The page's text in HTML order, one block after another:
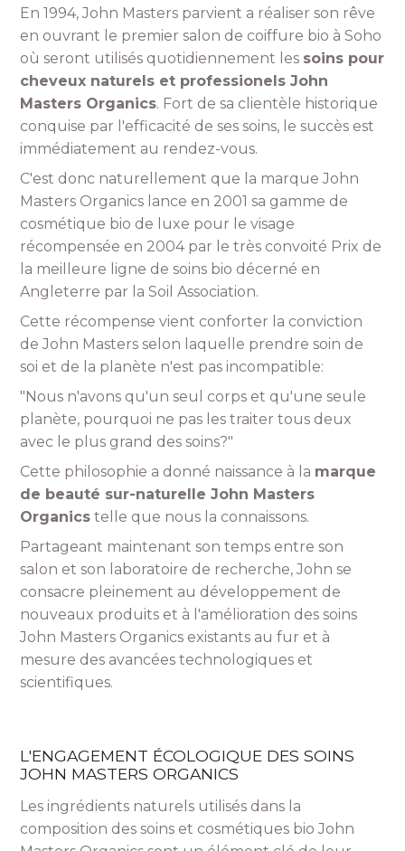
En 1994, John Masters parvient a réaliser son rêve
en ouvrant le premier salon de coiffure bio à Soho
où seront utilisés quotidiennement les soins pour
cheveux naturels et professionels John
Masters Organics. Fort de sa clientèle historique
conquise par l'efficacité de ses soins, le succès est
immédiatement au rendez-vous.
C'est donc naturellement que la marque John
Masters Organics lance en 2001 sa gamme de
cosmétique bio de luxe pour le visage
récompensée en 2004 par le très convoité Prix de
la meilleure ligne de soins bio décerné en
Angleterre par la Soil Association.
Cette récompense vient conforter la conviction
de John Masters selon laquelle prendre soin de
soi et de la planète n'est pas incompatible:
"Nous n'avons qu'un seul corps et qu'une seule
planète, pourquoi ne pas les traiter tous deux
avec le plus grand des soins?"
Cette philosophie a donné naissance à la marque
de beauté sur-naturelle John Masters
Organics telle que nous la connaissons.
Partageant maintenant son temps entre son
salon et son laboratoire de recherche, John se
consacre pleinement au développement de
nouveaux produits et à l'amélioration des soins
John Masters Organics existants au fur et à
mesure des avancées technologiques et
scientifiques.
L'ENGAGEMENT ÉCOLOGIQUE DES SOINS
JOHN MASTERS ORGANICS
Les ingrédients naturels utilisés dans la
composition des soins et cosmétiques bio John